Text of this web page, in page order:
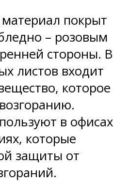
покрыт
– розовым
стороны. В
листов входит
которое
в офисах
которые
защиты от